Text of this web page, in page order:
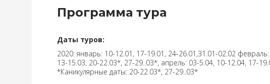
Программа тура
Даты туров:
2020: январь: 10-12.01, 17-19.01, 24-26.01,31.01-02.02
13-15.03, 20-22.03*, 27-29..03*, апрель: 03-5.04, 10-12.04, 17-
*Каникулярные даты: 20-22.03*, 27-29..03*